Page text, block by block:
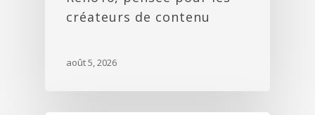
créateurs de contenu
août 5, 2026